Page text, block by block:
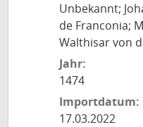
Unbekannt;
de Franconia;
Walthisar von
Jahr:
1474
Importdatum:
17.03.2022